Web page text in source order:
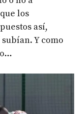
los
así,
Y como